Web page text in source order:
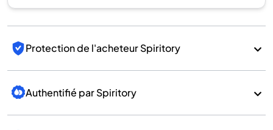
Protection de l'acheteur Spiritory
Authentifié par Spiritory